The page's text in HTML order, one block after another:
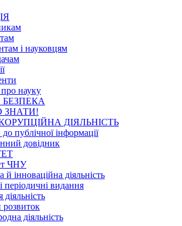
і науковцям
науку
ЗНАТИ!
ДІЯЛЬНІСТЬ
публічної інформації
довідник
ЧНУ
й інноваційна діяльність
періодичні видання
діяльність
діяльність